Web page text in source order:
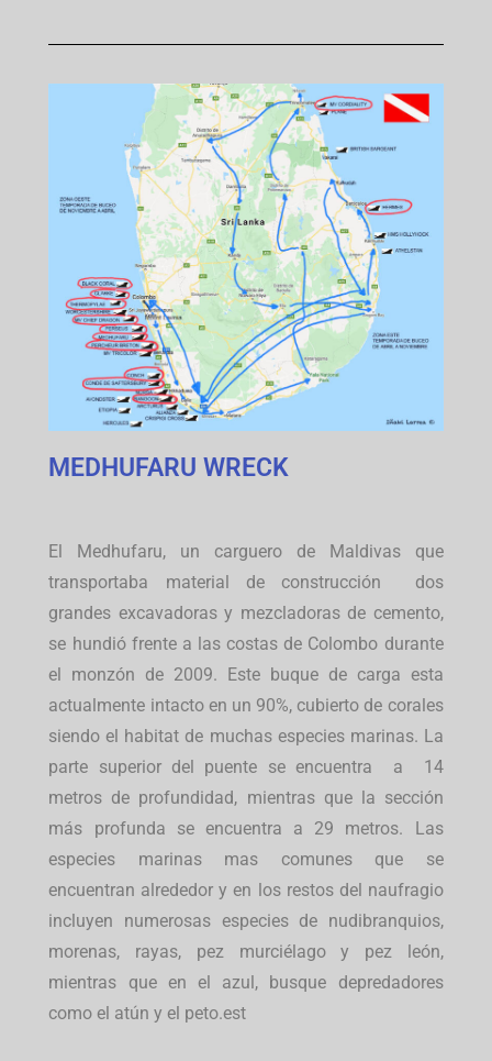
MEDHUFARU WRECK
El Medhufaru, un carguero de Maldivas que
transportaba material de construcción dos
grandes excavadoras y mezcladoras de cemento,
se hundió frente a las costas de Colombo durante
el monzón de 2009. Este buque de carga esta
actualmente intacto en un 90%, cubierto de corales
siendo el habitat de muchas especies marinas. La
parte superior del puente se encuentra a 14
metros de profundidad, mientras que la sección
más profunda se encuentra a 29 metros. Las
especies marinas mas comunes que se
encuentran alrededor y en los restos del naufragio
incluyen numerosas especies de nudibranquios,
morenas, rayas, pez murciélago y pez león,
mientras que en el azul, busque depredadores
como el atún y el peto.est